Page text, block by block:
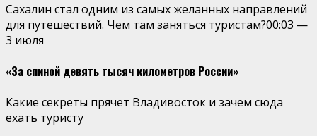
Сахалин стал одним из самых желанных направлений
для путешествий. Чем там заняться туристам?00:03 —
3 июля
«За спиной девять тысяч километров России»
Какие секреты прячет Владивосток и зачем сюда
ехать туристу